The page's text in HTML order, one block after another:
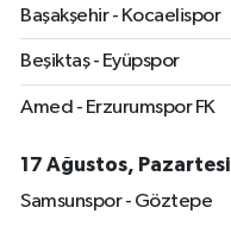
Başakşehir - Kocaelispor
Beşiktaş - Eyüpspor
Amed - Erzurumspor FK
17 Ağustos, Pazartesi
Samsunspor - Göztepe